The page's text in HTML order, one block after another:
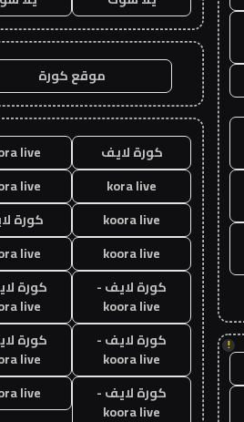
!
موقع كورة
كورة لايف
live
kora live
live
koora live
كورة
koora live
live
كورة لايف -
koora live
كورة
live
كورة لايف -
koora live
كورة
live
كورة لايف -
koora live
live